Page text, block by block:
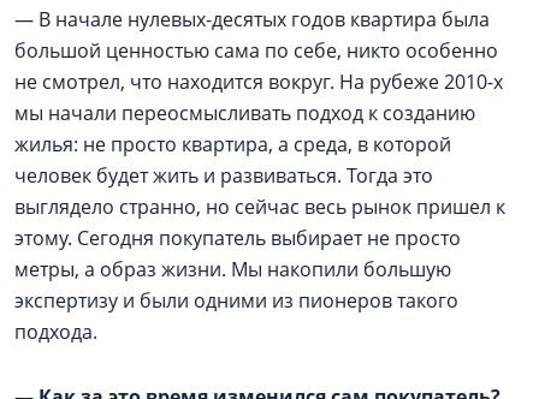
— В начале нулевых-десятых годов квартира была
большой ценностью сама по себе, никто особенно
не смотрел, что находится вокруг. На рубеже 2010-х
мы начали переосмысливать подход к созданию
жилья: не просто квартира, а среда, в которой
человек будет жить и развиваться. Тогда это
выглядело странно, но сейчас весь рынок пришел к
этому. Сегодня покупатель выбирает не просто
метры, а образ жизни. Мы накопили большую
экспертизу и были одними из пионеров такого
подхода.